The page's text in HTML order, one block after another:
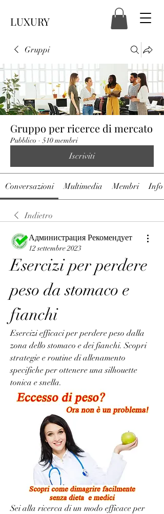
LUXURY
Gruppi
Gruppo per ricerce di mercato
Pubblico · 510 membri
Iscriviti
Conversazioni Multimedia Membri Info
Indietro
Администрация Рекомендует
12 settembre 2023
Esercizi per perdere
peso da stomaco e
fianchi
Esercizi efficaci per perdere peso dalla
zona dello stomaco e dei fianchi. Scopri
strategie e routine di allenamento
specifiche per ottenere una silhouette
tonica e snella.
Sei alla ricerca di un modo efficace per